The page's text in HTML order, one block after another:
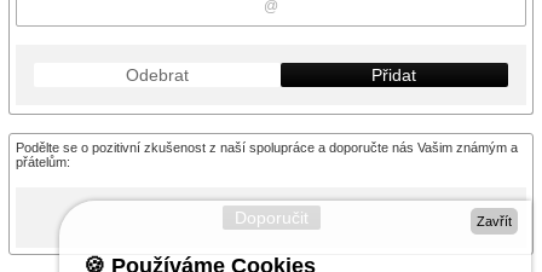
Odebrat Přidat
Podělte se o pozitivní zkušenost z naší spolupráce a doporučte nás Vašim známým a
přátelům:
Doporučit Zavřít
🍪 Používáme Cookies